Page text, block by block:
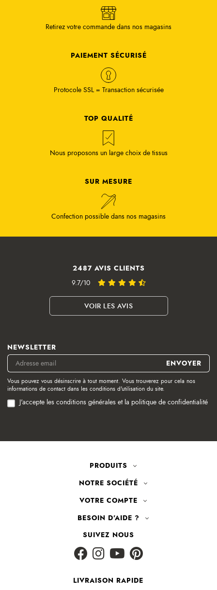
Retirez votre commande dans nos magasins
PAIEMENT SÉCURISÉ
Protocole SSL = Transaction sécurisée
TOP QUALITÉ
Nous proposons un large choix de tissus
SUR MESURE
Confection possible dans nos magasins
2487 AVIS CLIENTS
9.7/10
VOIR LES AVIS
NEWSLETTER
Vous pouvez vous désinscrire à tout moment. Vous trouverez pour cela nos
informations de contact dans les conditions d'utilisation du site.
J'accepte les conditions générales et la politique de confidentialité
PRODUITS
NOTRE SOCIÉTÉ
VOTRE COMPTE
BESOIN D'AIDE ?
SUIVEZ NOUS
LIVRAISON RAPIDE